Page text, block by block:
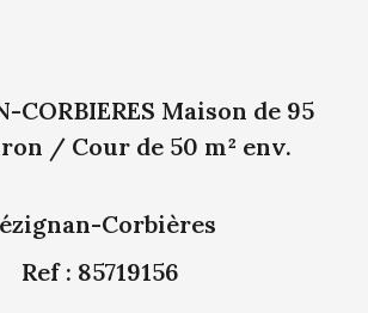
CORBIERES Maison de 95
/ Cour de 50 m² env.
Corbières
Ref : 85719156